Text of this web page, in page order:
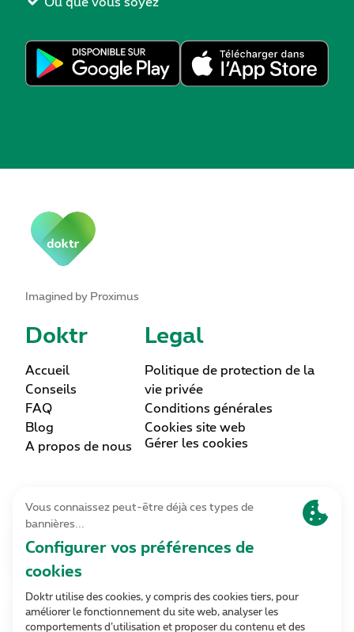
Imagined by Proximus
Doktr
Accueil
Conseils
FAQ
Blog
A propos de nous
Legal
Politique de protection de la
vie privée
Conditions générales
Cookies site web
Gérer les cookies
Lettre d’information
Inscrivez-vous
Contact
Contactez-nous